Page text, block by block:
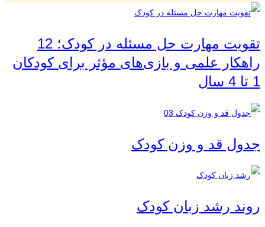
تقویت مهارت حل مسئله در کودک؛ 12
راهکار علمی و بازی‌های مؤثر برای کودکان
1 تا 4 سال
جدول قد و وزن کودک
روند رشد زبان کودک